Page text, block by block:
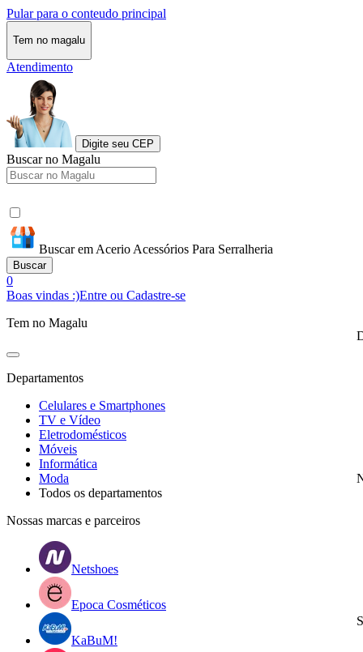
Pular para o conteudo principal
Tem no magalu
Atendimento
Digite seu CEP
Buscar no Magalu
Buscar em Acerio Acessórios Para Serralheria
Buscar
0
Boas vindas :)Entre ou Cadastre-se
Tem no Magalu
Departamentos
Celulares e Smartphones
TV e Vídeo
Eletrodomésticos
Móveis
Informática
Moda
Todos os departamentos
Nossas marcas e parceiros
Netshoes
Epoca Cosméticos
KaBuM!